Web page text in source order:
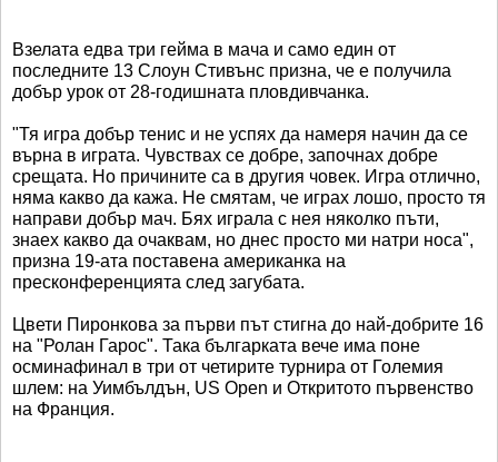
Взелата едва три гейма в мача и само един от
последните 13 Слоун Стивънс призна, че е получила
добър урок от 28-годишната пловдивчанка.
"Тя игра добър тенис и не успях да намеря начин да се
върна в играта. Чувствах се добре, започнах добре
срещата. Но причините са в другия човек. Игра отлично,
няма какво да кажа. Не смятам, че играх лошо, просто тя
направи добър мач. Бях играла с нея няколко пъти,
знаех какво да очаквам, но днес просто ми натри носа",
призна 19-ата поставена американка на
пресконференцията след загубата.
Цвети Пиронкова за първи път стигна до най-добрите 16
на "Ролан Гарос". Така българката вече има поне
осминафинал в три от четирите турнира от Големия
шлем: на Уимбълдън, US Open и Откритото първенство
на Франция.